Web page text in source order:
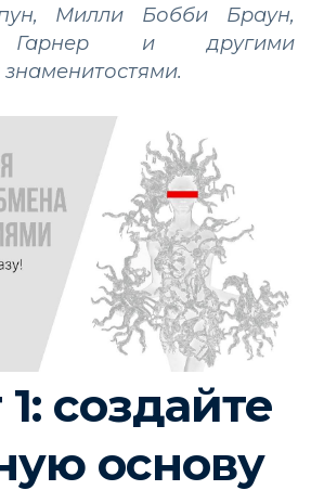
Милли Бобби Браун,
Гарнер и другими
создайте
основу